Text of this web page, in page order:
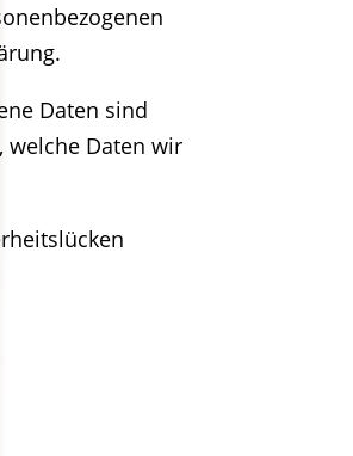
Daten sind
welche Daten wir